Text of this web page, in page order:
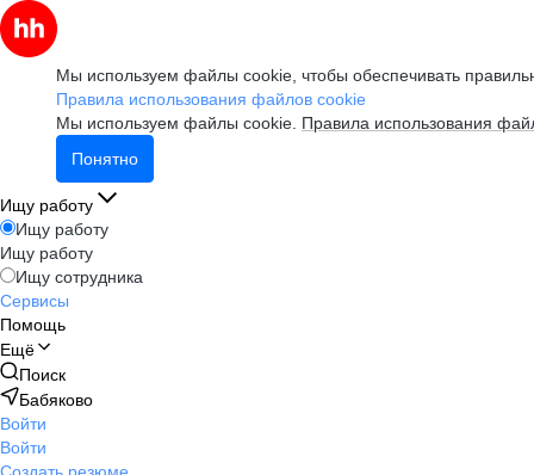
Мы используем файлы cookie, чтобы обеспечивать
Правила использования файлов cookie
Мы используем файлы cookie. Правила использования
Понятно
Ищу работу
Ищу работу
Ищу работу
Ищу сотрудника
Сервисы
Помощь
Ещё
Поиск
Бабяково
Войти
Войти